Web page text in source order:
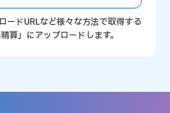
ードURLなど様々な方法で取得する
算」にアップロードします。